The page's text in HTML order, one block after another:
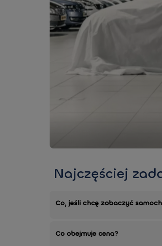
Najczęściej
Co, jeśli chcę zobaczyć
Co obejmuje cena?